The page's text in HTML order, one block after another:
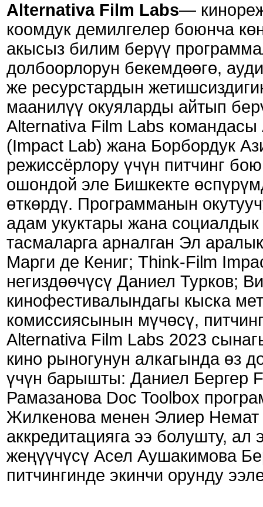
Alternativa Film Labs—
коомдук демилгелер боюнча
акысыз билим берүү
долбоорлорун бекемдөөгө,
же ресурстардын
маанилүү окуяларды айтып
Alternativa Film Labs
(Impact Lab) жана Борбордук
режиссёрлору үчүн питчинг
ошондой эле Бишкекте
өткөрдү. Программанын
адам укуктары жана
тасмаларга арналган Эл
Марги де Кениг; Think-Film
негиздөөчүсү Даниел Турков;
кинофестивалындагы кыска
комиссиясынын мүчөсү,
Alternativa Film Labs 2023
кино рыногунун алкагында өз
үчүн барышты: Даниел Бергер
Рамазанова Doc Toolbox
Жилкенова менен Элиер Немат
аккредитацияга ээ болушту,
жеңүүчүсү Асел Аушакимова
питчингинде экинчи орунду